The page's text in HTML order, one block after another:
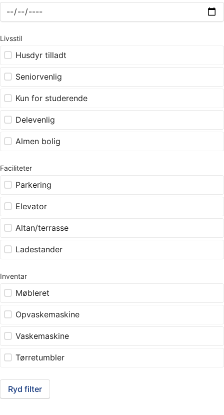
Livsstil
Husdyr tilladt
Seniorvenlig
Kun for studerende
Delevenlig
Almen bolig
Faciliteter
Parkering
Elevator
Altan/terrasse
Ladestander
Inventar
Møbleret
Opvaskemaskine
Vaskemaskine
Tørretumbler
Ryd filter